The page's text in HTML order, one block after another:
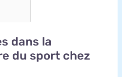
dans la
du sport chez